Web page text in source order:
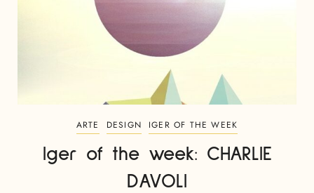
ARTE DESIGN IGER OF THE WEEK
Iger of the week: CHARLIE
DAVOLI